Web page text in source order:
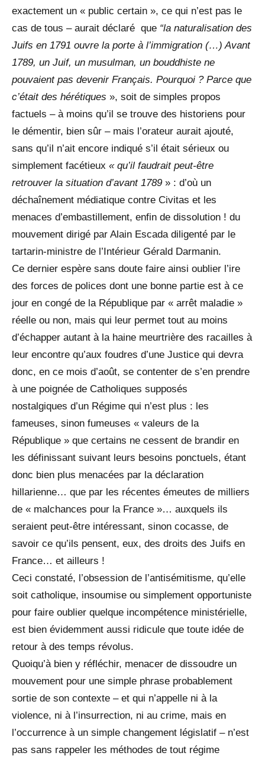
exactement un « public certain », ce qui n’est pas le
cas de tous – aurait déclaré que “la naturalisation des
Juifs en 1791 ouvre la porte à l’immigration (…) Avant
1789, un Juif, un musulman, un bouddhiste ne
pouvaient pas devenir Français. Pourquoi ? Parce que
c’était des hérétiques », soit de simples propos
factuels – à moins qu’il se trouve des historiens pour
le démentir, bien sûr – mais l’orateur aurait ajouté,
sans qu’il n’ait encore indiqué s’il était sérieux ou
simplement facétieux « qu’il faudrait peut-être
retrouver la situation d’avant 1789 » : d’où un
déchaînement médiatique contre Civitas et les
menaces d’embastillement, enfin de dissolution ! du
mouvement dirigé par Alain Escada diligenté par le
tartarin-ministre de l’Intérieur Gérald Darmanin.
Ce dernier espère sans doute faire ainsi oublier l’ire
des forces de polices dont une bonne partie est à ce
jour en congé de la République par « arrêt maladie »
réelle ou non, mais qui leur permet tout au moins
d’échapper autant à la haine meurtrière des racailles à
leur encontre qu’aux foudres d’une Justice qui devra
donc, en ce mois d’août, se contenter de s’en prendre
à une poignée de Catholiques supposés
nostalgiques d’un Régime qui n’est plus : les
fameuses, sinon fumeuses « valeurs de la
République » que certains ne cessent de brandir en
les définissant suivant leurs besoins ponctuels, étant
donc bien plus menacées par la déclaration
hillarienne… que par les récentes émeutes de milliers
de « malchances pour la France »… auxquels ils
seraient peut-être intéressant, sinon cocasse, de
savoir ce qu’ils pensent, eux, des droits des Juifs en
France… et ailleurs !
Ceci constaté, l’obsession de l’antisémitisme, qu’elle
soit catholique, insoumise ou simplement opportuniste
pour faire oublier quelque incompétence ministérielle,
est bien évidemment aussi ridicule que toute idée de
retour à des temps révolus.
Quoiqu’à bien y réfléchir, menacer de dissoudre un
mouvement pour une simple phrase probablement
sortie de son contexte – et qui n’appelle ni à la
violence, ni à l’insurrection, ni au crime, mais en
l’occurrence à un simple changement législatif – n’est
pas sans rappeler les méthodes de tout régime